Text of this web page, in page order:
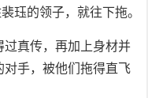
珏的领子，就往下拖。
真传，再加上身材并
手，被他们拖得直飞